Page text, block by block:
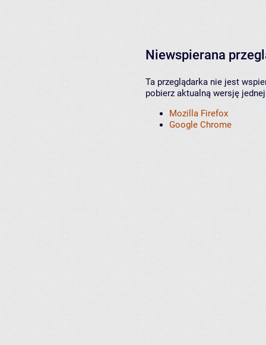
Niewspierana
Ta przeglądarka nie jest
pobierz aktualną wersję
Mozilla Firefox
Google Chrome